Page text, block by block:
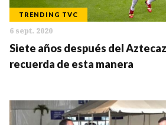
TRENDING TVC
6 sept. 2020
Siete años después del
recuerda de esta manera